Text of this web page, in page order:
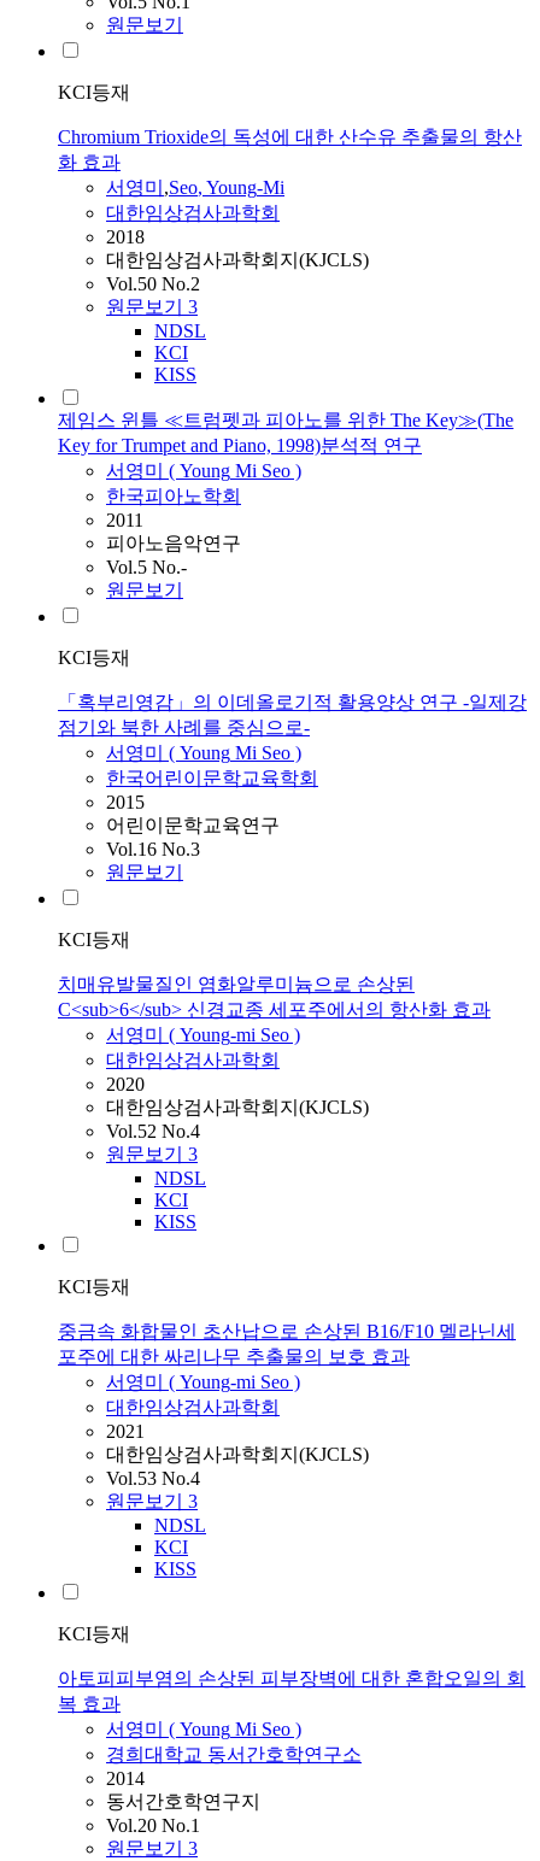
원문보기
KCI등재
Chromium Trioxide의 독성에 대한 산수유 추출물의 항산
화 효과
서영미 ,Seo, Young-Mi
대한임상검사과학회
2018
대한임상검사과학회지(KJCLS)
Vol.50 No.2
원문보기 3
NDSL
KCI
KISS
제임스 윈틀 ≪트럼펫과 피아노를 위한 The Key≫(The
Key for Trumpet and Piano, 1998)분석적 연구
서영미
( Young Mi Seo )
한국피아노학회
2011
피아노음악연구
Vol.5 No.-
원문보기
KCI등재
「혹부리영감」의 이데올로기적 활용양상 연구 -일제강
점기와 북한 사례를 중심으로-
서영미
( Young Mi Seo )
한국어린이문학교육학회
2015
어린이문학교육연구
Vol.16 No.3
원문보기
KCI등재
치매유발물질인 염화알루미늄으로 손상된
C<sub>6</sub> 신경교종 세포주에서의 항산화 효과
서영미
( Young-mi Seo )
대한임상검사과학회
2020
대한임상검사과학회지(KJCLS)
Vol.52 No.4
원문보기 3
NDSL
KCI
KISS
KCI등재
중금속 화합물인 초산납으로 손상된 B16/F10 멜라닌세
포주에 대한 싸리나무 추출물의 보호 효과
서영미
( Young-mi Seo )
대한임상검사과학회
2021
대한임상검사과학회지(KJCLS)
Vol.53 No.4
원문보기 3
NDSL
KCI
KISS
KCI등재
아토피피부염의 손상된 피부장벽에 대한 혼합오일의 회
복 효과
서영미
( Young Mi Seo )
경희대학교 동서간호학연구소
2014
동서간호학연구지
Vol.20 No.1
원문보기 3